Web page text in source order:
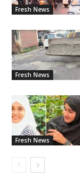
Fresh News
Fresh News
Fresh News